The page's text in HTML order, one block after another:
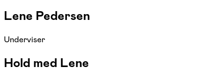
Lene Pedersen
Underviser
Hold med Lene